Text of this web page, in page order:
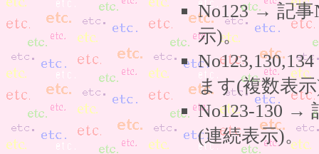
No123 → 記事
示)。
ます(複数表
No123-130 →
(連続表示)。